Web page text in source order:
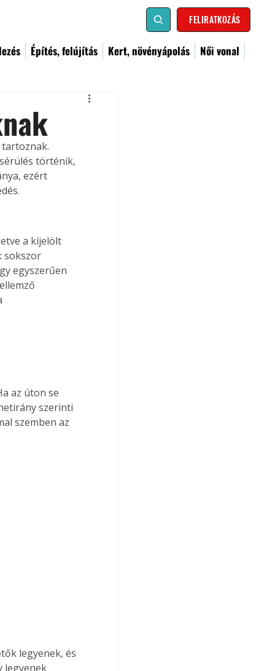
FELIRATKOZÁS
Építés, felújítás Kert, növényápolás Női vonal
történik,
ezért
a kijelölt
sokszor
egyszerűen
az úton se
szerinti
szemben az
legyenek, és
legyenek